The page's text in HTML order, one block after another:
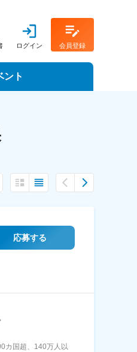
ログイン 会員登録
ント
ミナー
応募する
カ国超、140万人以